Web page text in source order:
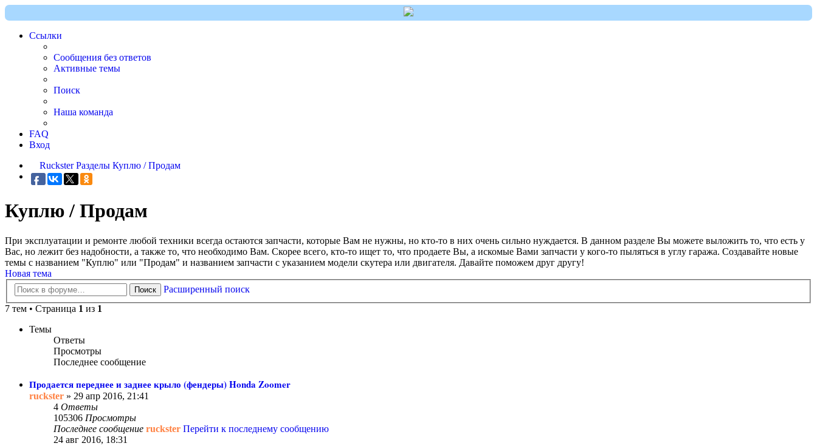
Ссылки
Сообщения без ответов
Активные темы
Поиск
Наша команда
FAQ
Вход
Ruckster Разделы Куплю / Продам
Куплю / Продам
При эксплуатации и ремонте любой техники всегда остаются запчасти, которые Вам не нужны, но кто-то в них очень сильно нуждается. В данном разделе Вы можете выложить то, что есть у
Вас, но лежит без надобности, а также то, что необходимо Вам. Скорее всего, кто-то ищет то, что продаете Вы, а искомые Вами запчасти у кого-то пыляться в углу гаража. Создавайте новые
темы с названием "Куплю" или "Продам" и названием запчасти с указанием модели скутера или двигателя. Давайте поможем друг другу!
Новая тема
Поиск
Расширенный поиск
7 тем • Страница 1 из 1
Темы
Ответы
Просмотры
Последнее сообщение
Продается переднее и заднее крыло (фендеры) Honda Zoomer
ruckster » 29 апр 2016, 21:41
4 Ответы
105306 Просмотры
Последнее сообщение ruckster Перейти к последнему сообщению
24 авг 2016, 18:31